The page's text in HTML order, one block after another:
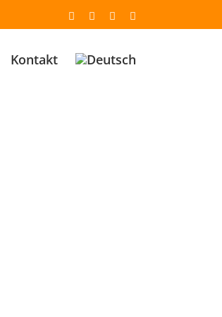
Email FacebookYouTube
Kontakt